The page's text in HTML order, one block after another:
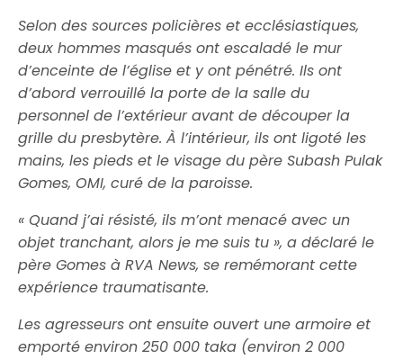
Selon des sources policières et ecclésiastiques,
deux hommes masqués ont escaladé le mur
d’enceinte de l’église et y ont pénétré. Ils ont
d’abord verrouillé la porte de la salle du
personnel de l’extérieur avant de découper la
grille du presbytère. À l’intérieur, ils ont ligoté les
mains, les pieds et le visage du père Subash Pulak
Gomes, OMI, curé de la paroisse.
« Quand j’ai résisté, ils m’ont menacé avec un
objet tranchant, alors je me suis tu », a déclaré le
père Gomes à RVA News, se remémorant cette
expérience traumatisante.
Les agresseurs ont ensuite ouvert une armoire et
emporté environ 250 000 taka (environ 2 000